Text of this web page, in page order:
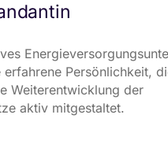
erfahrene Persönlichkeit,
Weiterentwicklung der
aktiv mitgestaltet.